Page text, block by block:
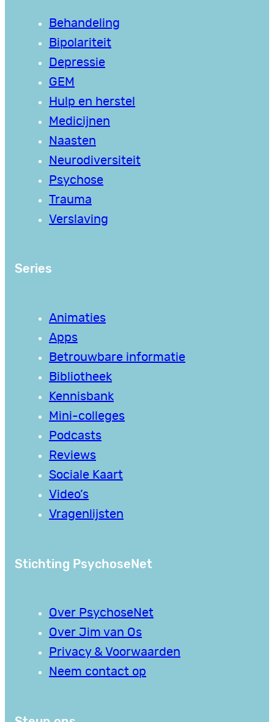
Behandeling
Bipolariteit
Depressie
GEM
Hulp en herstel
Medicijnen
Naasten
Neurodiversiteit
Psychose
Trauma
Verslaving
Series
Animaties
Apps
Betrouwbare informatie
Bibliotheek
Kennisbank
Mini-colleges
Podcasts
Reviews
Sociale Kaart
Video’s
Vragenlijsten
Stichting PsychoseNet
Over PsychoseNet
Over Jim van Os
Privacy & Voorwaarden
Neem contact op